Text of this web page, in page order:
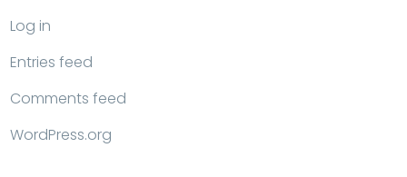
Log in
Entries feed
Comments feed
WordPress.org